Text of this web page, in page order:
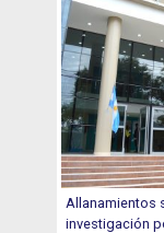
Allanamientos
investigación